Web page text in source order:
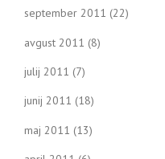
september 2011 (22)
avgust 2011 (8)
julij 2011 (7)
junij 2011 (18)
maj 2011 (13)